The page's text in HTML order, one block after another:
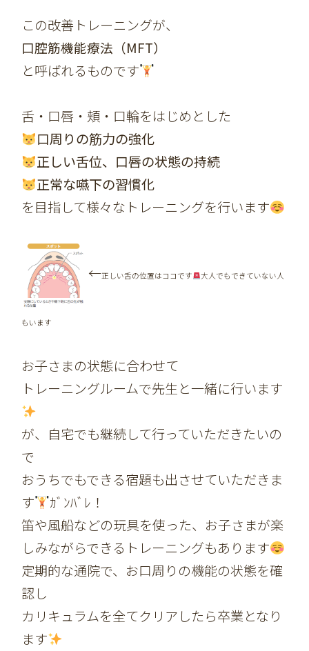
この改善トレーニングが、
口腔筋機能療法（MFT）
と呼ばれるものです
舌・口唇・頬・口輪をはじめとした
口周りの筋力の強化
正しい舌位、口唇の状態の持続
正常な嚥下の習慣化
を目指して様々なトレーニングを行います
←正しい舌の位置はココです 大人でもできていない人
もいます
お子さまの状態に合わせて
トレーニングルームで先生と一緒に行います
が、自宅でも継続して行っていただきたいの
で
おうちでもできる宿題も出させていただきま
す
ｶﾞﾝﾊﾞﾚ！
笛や風船などの玩具を使った、お子さまが楽
しみながらできるトレーニングもあります
定期的な通院で、お口周りの機能の状態を確
認し
カリキュラムを全てクリアしたら卒業となり
ます